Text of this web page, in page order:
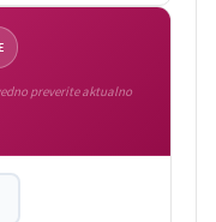
preverite aktualno